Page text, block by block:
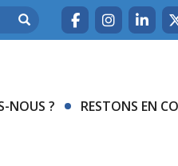
NOUS ? RESTONS EN